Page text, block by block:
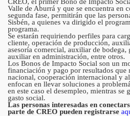
Valle de Aburrá y que se encuentra en
segunda fase, permitirán que las
Sisbén, a quienes va dirigido el
programa.
Se estarán requiriendo perfiles para
cliente, operación de producción,
asesoría comercial, auxiliar de bodega,
auxiliar en administración, entre otros.
Los Bonos de Impacto Social son un
financiación y pago por resultados que
nacional, cooperación internacional y
enfocan en llevar soluciones a
en este caso el desempleo, mientras se
gasto social.
Las personas interesadas en
parte de CREO pueden registrarse